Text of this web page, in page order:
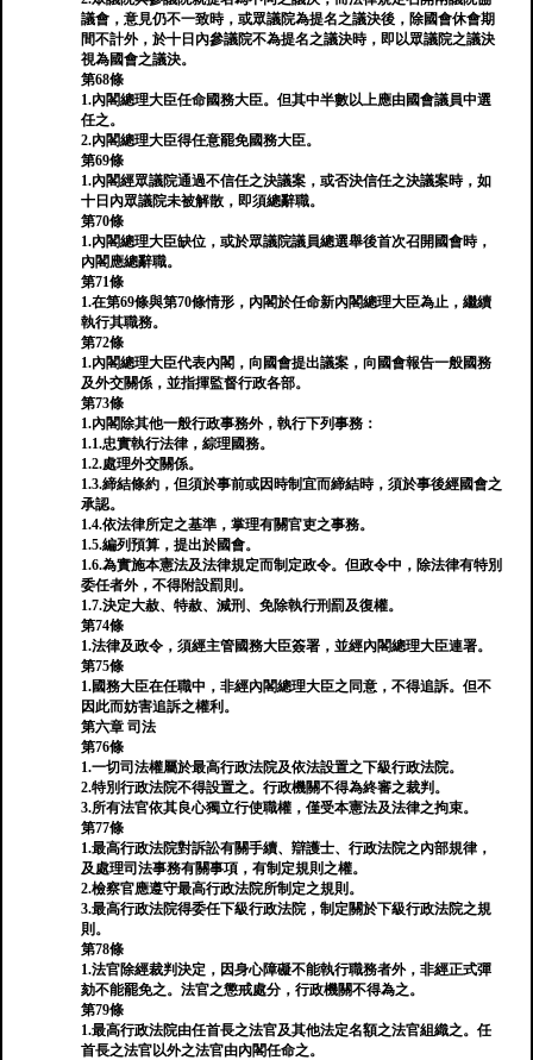
議會，意見仍不一致時，或眾議院為提名之議決後，除國會休會期
間不計外，於十日內參議院不為提名之議決時，即以眾議院之議決
視為國會之議決。
第68條
1.內閣總理大臣任命國務大臣。但其中半數以上應由國會議員中選
任之。
2.內閣總理大臣得任意罷免國務大臣。
第69條
1.內閣經眾議院通過不信任之決議案，或否決信任之決議案時，如
十日內眾議院未被解散，即須總辭職。
第70條
1.內閣總理大臣缺位，或於眾議院議員總選舉後首次召開國會時，
內閣應總辭職。
第71條
1.在第69條與第70條情形，內閣於任命新內閣總理大臣為止，繼續
執行其職務。
第72條
1.內閣總理大臣代表內閣，向國會提出議案，向國會報告一般國務
及外交關係，並指揮監督行政各部。
第73條
1.內閣除其他一般行政事務外，執行下列事務：
1.1.忠實執行法律，綜理國務。
1.2.處理外交關係。
1.3.締結條約，但須於事前或因時制宜而締結時，須於事後經國會之
承認。
1.4.依法律所定之基準，掌理有關官吏之事務。
1.5.編列預算，提出於國會。
1.6.為實施本憲法及法律規定而制定政令。但政令中，除法律有特別
委任者外，不得附設罰則。
1.7.決定大赦、特赦、減刑、免除執行刑罰及復權。
第74條
1.法律及政令，須經主管國務大臣簽署，並經內閣總理大臣連署。
第75條
1.國務大臣在任職中，非經內閣總理大臣之同意，不得追訴。但不
因此而妨害追訴之權利。
第六章 司法
第76條
1.一切司法權屬於最高行政法院及依法設置之下級行政法院。
2.特別行政法院不得設置之。行政機關不得為終審之裁判。
3.所有法官依其良心獨立行使職權，僅受本憲法及法律之拘束。
第77條
1.最高行政法院對訴訟有關手續、辯護士、行政法院之內部規律，
及處理司法事務有關事項，有制定規則之權。
2.檢察官應遵守最高行政法院所制定之規則。
3.最高行政法院得委任下級行政法院，制定關於下級行政法院之規
則。
第78條
1.法官除經裁判決定，因身心障礙不能執行職務者外，非經正式彈
劾不能罷免之。法官之懲戒處分，行政機關不得為之。
第79條
1.最高行政法院由任首長之法官及其他法定名額之法官組織之。任
首長之法官以外之法官由內閣任命之。